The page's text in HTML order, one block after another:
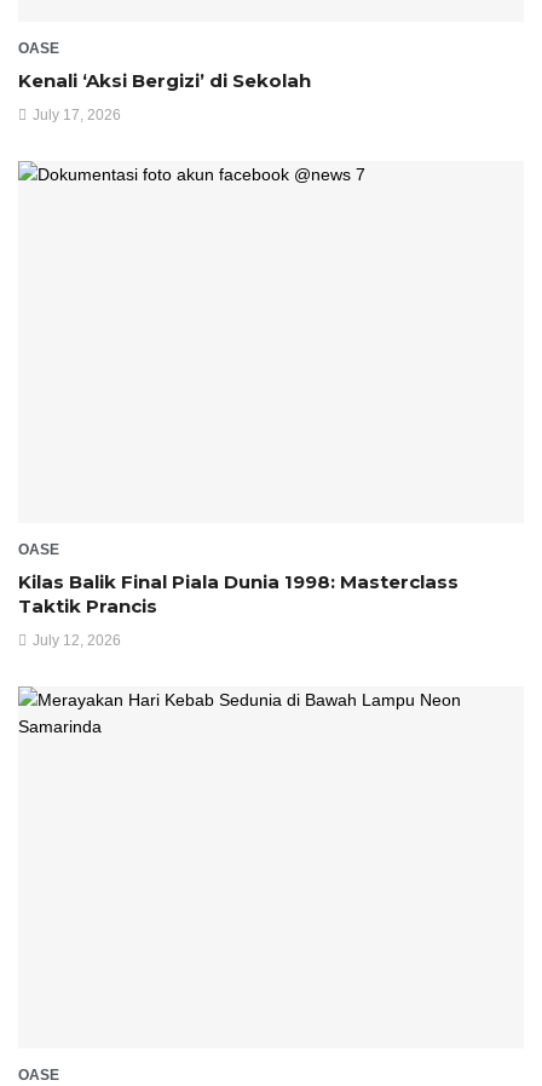
OASE
Kenali ‘Aksi Bergizi’ di Sekolah
July 17, 2026
OASE
Kilas Balik Final Piala Dunia 1998: Masterclass
Taktik Prancis
July 12, 2026
OASE